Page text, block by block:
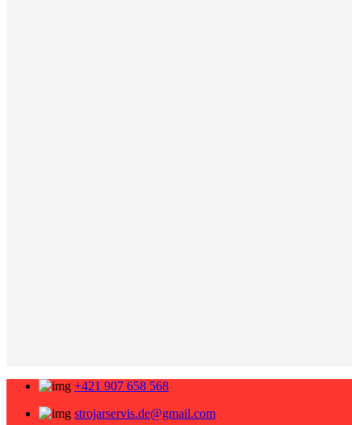
+421 907 658 568
strojarservis.de@gmail.com